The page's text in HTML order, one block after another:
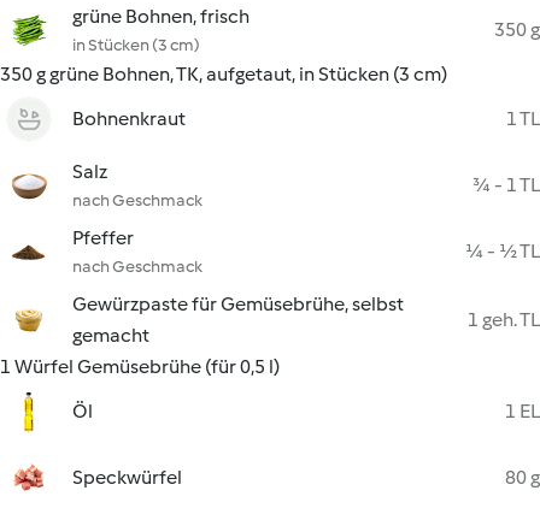
grüne Bohnen, frisch
in Stücken (3 cm)
350 g
350 g grüne Bohnen, TK, aufgetaut, in Stücken (3 cm)
Bohnenkraut
1 TL
Salz
nach Geschmack
¾ - 1 TL
Pfeffer
nach Geschmack
¼ - ½ TL
Gewürzpaste für Gemüsebrühe, selbst
gemacht
1 geh. TL
1 Würfel Gemüsebrühe (für 0,5 l)
Öl
1 EL
Speckwürfel 80 g